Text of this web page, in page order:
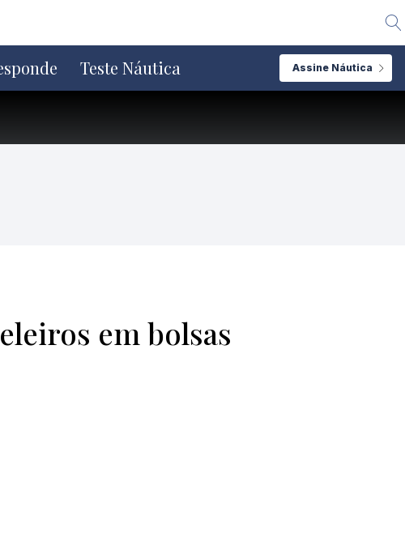
Teste Náutica Assine Náutica
em bolsas